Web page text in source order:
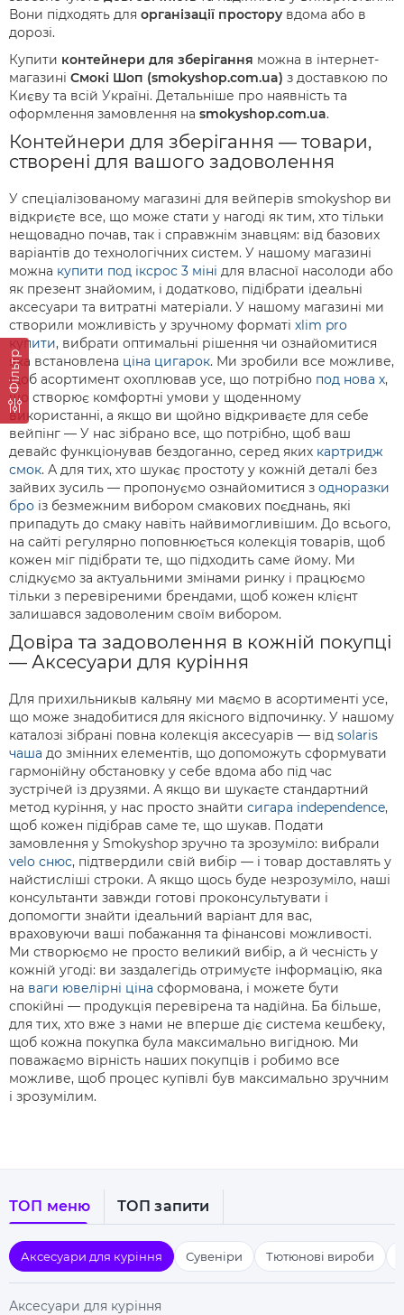
Фільтр
Вони підходять для організації простору вдома або в
дорозі.
Купити контейнери для зберігання можна в інтернет-
магазині Смокі Шоп (smokyshop.com.ua) з доставкою по
Києву та всій Україні. Детальніше про наявність та
оформлення замовлення на smokyshop.com.ua.
Контейнери для зберігання — товари,
створені для вашого задоволення
У спеціалізованому магазині для вейперів smokyshop ви
відкриєте все, що може стати у нагоді як тим, хто тільки
нещовадно почав, так і справжнім знавцям: від базових
варіантів до технологічних систем. У нашому магазині
можна купити под іксрос 3 міні для власної насолоди або
як презент знайомим, і додатково, підібрати ідеальні
аксесуари та витратні матеріали. У нашому магазині ми
створили можливість у зручному форматі xlim pro
купити, вибрати оптимальні рішення чи ознайомитися
яка встановлена ціна цигарок. Ми зробили все можливе,
щоб асортимент охоплював усе, що потрібно под нова х,
що створює комфортні умови у щоденному
використанні, а якщо ви щойно відкриваєте для себе
вейпінг — У нас зібрано все, що потрібно, щоб ваш
девайс функціонував бездоганно, серед яких картридж
смок. А для тих, хто шукає простоту у кожній деталі без
зайвих зусиль — пропонуємо ознайомитися з одноразки
бро із безмежним вибором смакових поєднань, які
припадуть до смаку навіть найвимогливішим. До всього,
на сайті регулярно поповнюється колекція товарів, щоб
кожен міг підібрати те, що підходить саме йому. Ми
слідкуємо за актуальними змінами ринку і працюємо
тільки з перевіреними брендами, щоб кожен клієнт
залишався задоволеним своїм вибором.
Довіра та задоволення в кожній покупці
— Аксесуари для куріння
Для прихильникыв кальяну ми маємо в асортименті усе,
що може знадобитися для якісного відпочинку. У нашому
каталозі зібрані повна колекція аксесуарів — від solaris
чаша до змінних елементів, що допоможуть сформувати
гармонійну обстановку у себе вдома або під час
зустрічей із друзями. А якщо ви шукаєте стандартний
метод куріння, у нас просто знайти сигара independence,
щоб кожен підібрав саме те, що шукав. Подати
замовлення у Smokyshop зручно та зрозуміло: вибрали
velo снюс, підтвердили свій вибір — і товар доставлять у
найстисліші строки. А якщо щось буде незрозуміло, наші
консультанти завжди готові проконсультувати і
допомогти знайти ідеальний варіант для вас,
враховуючи ваші побажання та фінансові можливості.
Ми створюємо не просто великий вибір, а й чесність у
кожній угоді: ви заздалегідь отримуєте інформацію, яка
на ваги ювелірні ціна сформована, і можете бути
спокійні — продукція перевірена та надійна. Ба більше,
для тих, хто вже з нами не вперше діє система кешбеку,
щоб кожна покупка була максимально вигідною. Ми
поважаємо вірність наших покупців і робимо все
можливе, щоб процес купівлі був максимально зручним
і зрозумілим.
ТОП меню ТОП запити
Аксесуари для куріння Сувеніри Тютюнові вироби
Аксесуари для куріння